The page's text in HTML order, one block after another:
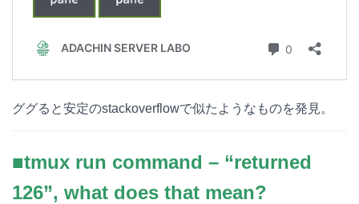
ググると安定のstackoverflowで似たようなものを発見。
■tmux run command – “returned
126”, what does that mean?